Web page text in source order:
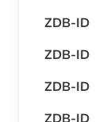
ZDB-ID
ZDB-ID
ZDB-ID
ZDB-ID